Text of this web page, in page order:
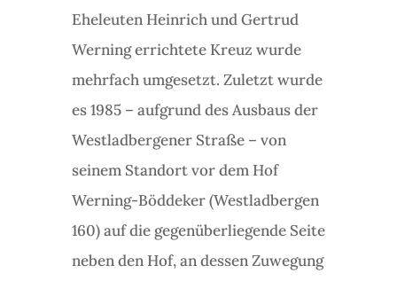
Eheleuten Heinrich und Gertrud
Werning errichtete Kreuz wurde
mehrfach umgesetzt. Zuletzt wurde
es 1985 – aufgrund des Ausbaus der
Westladbergener Straße – von
seinem Standort vor dem Hof
Werning-Böddeker (Westladbergen
160) auf die gegenüberliegende Seite
neben den Hof, an dessen Zuwegung